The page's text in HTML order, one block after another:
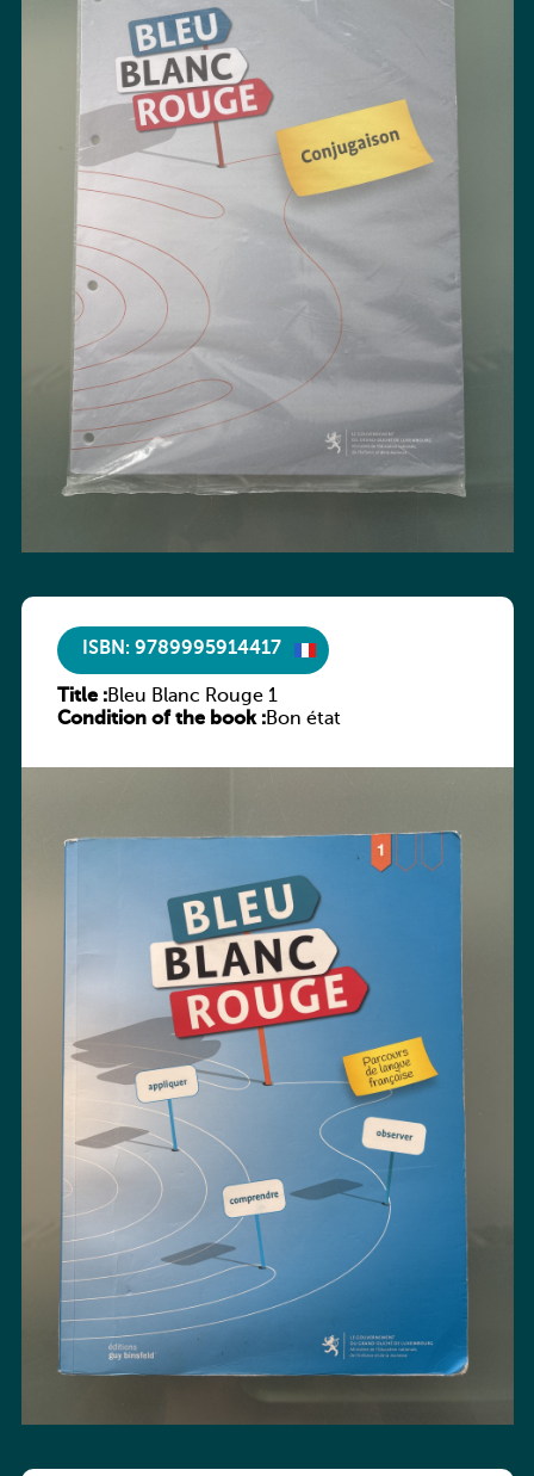
ISBN: 9789995914417
Title :Bleu Blanc Rouge 1
Condition of the book :Bon état